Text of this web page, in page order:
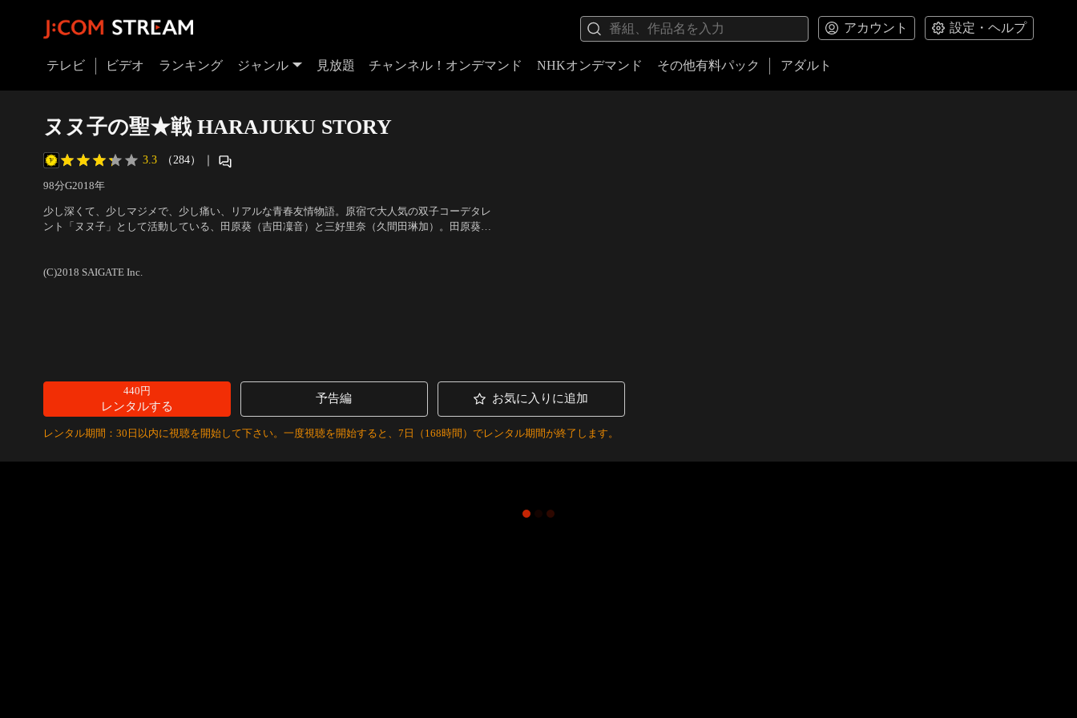
アカウント 設定・ヘルプ
テレビ ビデオ ランキング ジャンル 見放題 チャンネル！オンデマンド NHKオンデマンド その他有料パック アダルト
ヌヌ子の聖★戦 HARAJUKU STORY
3.3 （284） ｜
98分G2018年
少し深くて、少しマジメで、少し痛い、リアルな青春友情物語。原宿で大人気の双子コーデタレ
ント「ヌヌ子」として活動している、田原葵（吉田凜音）と三好里奈（久間田琳加）。田原葵
(C)2018 SAIGATE Inc.
440円
レンタルする
予告編 お気に入りに追加
レンタル期間：30日以内に視聴を開始して下さい。一度視聴を開始すると、7日（168時間）でレンタル期間が終了します。